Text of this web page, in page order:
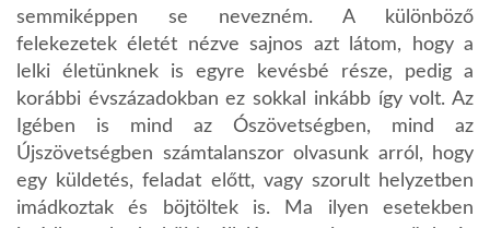
semmiképpen se nevezném. A különböző
felekezetek életét nézve sajnos azt látom, hogy a
lelki életünknek is egyre kevésbé része, pedig a
korábbi évszázadokban ez sokkal inkább így volt. Az
Igében is mind az Ószövetségben, mind az
Újszövetségben számtalanszor olvasunk arról, hogy
egy küldetés, feladat előtt, vagy szorult helyzetben
imádkoztak és böjtöltek is. Ma ilyen esetekben